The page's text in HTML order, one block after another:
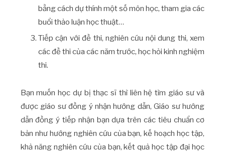
bằng cách dự thính một số môn học, tham gia các
buổi thảo luận học thuật…
Tiếp cận với đề thi, nghiên cứu nội dung thi, xem
các đề thi của các năm trước, học hỏi kinh nghiệm
thi.
Bạn muốn học dự bị thạc sĩ thì liên hệ tìm giáo sư và
được giáo sư đồng ý nhận hướng dẫn, Giáo sư hướng
dẫn đồng ý tiếp nhận bạn dựa trên các tiêu chuẩn cơ
bản như hướng nghiên cứu của bạn, kế hoạch học tập,
khả năng nghiên cứu của bạn, kết quả học tập đại học